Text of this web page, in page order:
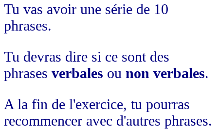
Tu vas avoir une série de 10
phrases.
Tu devras dire si ce sont des
phrases verbales ou non verbales.
A la fin de l'exercice, tu pourras
recommencer avec d'autres phrases.